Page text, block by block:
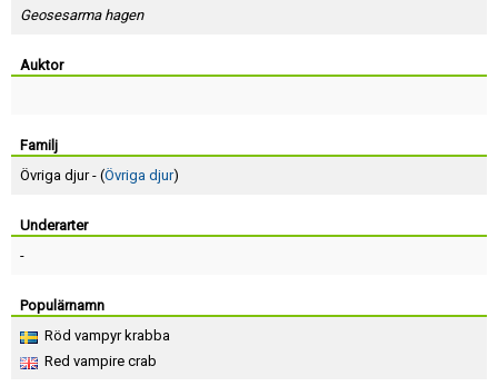
Geosesarma hagen
Auktor
Familj
Övriga djur - (Övriga djur)
Underarter
-
Populärnamn
Röd vampyr krabba
Red vampire crab